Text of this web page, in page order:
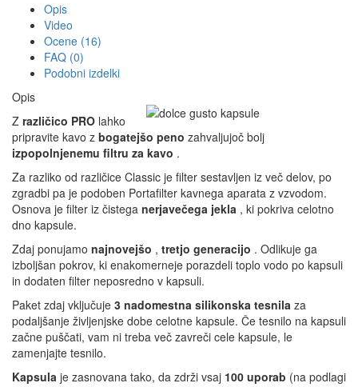
Opis
Video
Ocene (16)
FAQ (0)
Podobni izdelki
Opis
Z različico PRO lahko
pripravite kavo z bogatejšo peno zahvaljujoč bolj
izpopolnjenemu filtru za kavo .
Za razliko od različice Classic je filter sestavljen iz več delov, po
zgradbi pa je podoben Portafilter kavnega aparata z vzvodom.
Osnova je filter iz čistega nerjavečega jekla , ki pokriva celotno
dno kapsule.
Zdaj ponujamo najnovejšo , tretjo generacijo . Odlikuje ga
izboljšan pokrov, ki enakomerneje porazdeli toplo vodo po kapsuli
in dodaten filter neposredno v kapsuli.
Paket zdaj vključuje 3 nadomestna silikonska tesnila za
podaljšanje življenjske dobe celotne kapsule. Če tesnilo na kapsuli
začne puščati, vam ni treba več zavreči cele kapsule, le
zamenjajte tesnilo.
Kapsula je zasnovana tako, da zdrži vsaj 100 uporab (na podlagi